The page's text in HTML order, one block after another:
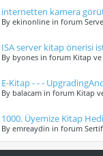
internetten kamera
By ekinonline in forum
ISA server kitap önerisi
By byones in forum Kitap
E-Kitap - - -
By balacam in forum Kitap
1000. Üyemize Kitap
By emreaydin in forum